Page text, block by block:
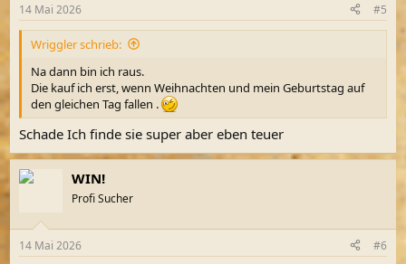
e
n
14 Mai 2026 #5
Wriggler schrieb:
Na dann bin ich raus.
Die kauf ich erst, wenn Weihnachten und mein Geburtstag auf
den gleichen Tag fallen .
Schade Ich finde sie super aber eben teuer
WIN!
Profi Sucher
14 Mai 2026 #6